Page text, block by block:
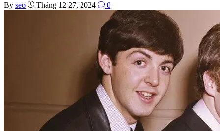
By seo Tháng 12 27, 2024 0